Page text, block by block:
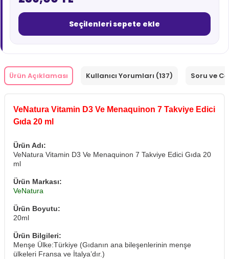
Seçilenleri sepete ekle
Ürün Açıklaması Kullanıcı Yorumları (137) Soru ve
VeNatura Vitamin D3 Ve Menaquinon 7 Takviye Edici
Gıda 20 ml
Ürün Adı:
VeNatura Vitamin D3 Ve Menaquinon 7 Takviye Edici Gıda 20
ml
Ürün Markası:
VeNatura
Ürün Boyutu:
20ml
Ürün Bilgileri:
Menşe Ülke:Türkiye (Gıdanın ana bileşenlerinin menşe
ülkeleri Fransa ve İtalya’dır.)